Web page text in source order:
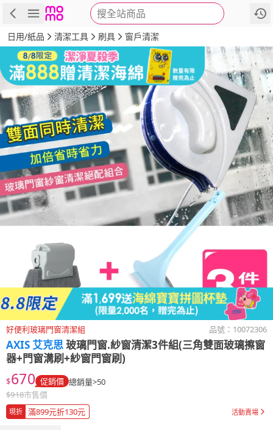
搜全站商品
商品 評價 詳情
日用/紙品 清潔工具 刷具 窗戶清潔
好便利玻璃門窗清潔組 品號： 10072306
AXIS 艾克思玻璃門窗.紗窗清潔3件組(三角雙面玻璃擦窗
器+門窗溝刷+紗窗門窗刷)
$670 促銷價 總銷量>50
$918市售價
現折 滿899元折130元 活動賣場